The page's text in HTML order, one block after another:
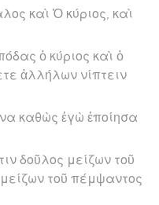
καὶ Ὁ κύριος, καὶ
ὁ κύριος καὶ ὁ
ἀλλήλων νίπτειν
καθὼς ἐγὼ ἐποίησα
δοῦλος μείζων τοῦ
τοῦ πέμψαντος